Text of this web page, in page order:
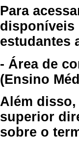
Para
disponíveis
estudantes
- Área de
(Ensino
Além disso,
superior
sobre o